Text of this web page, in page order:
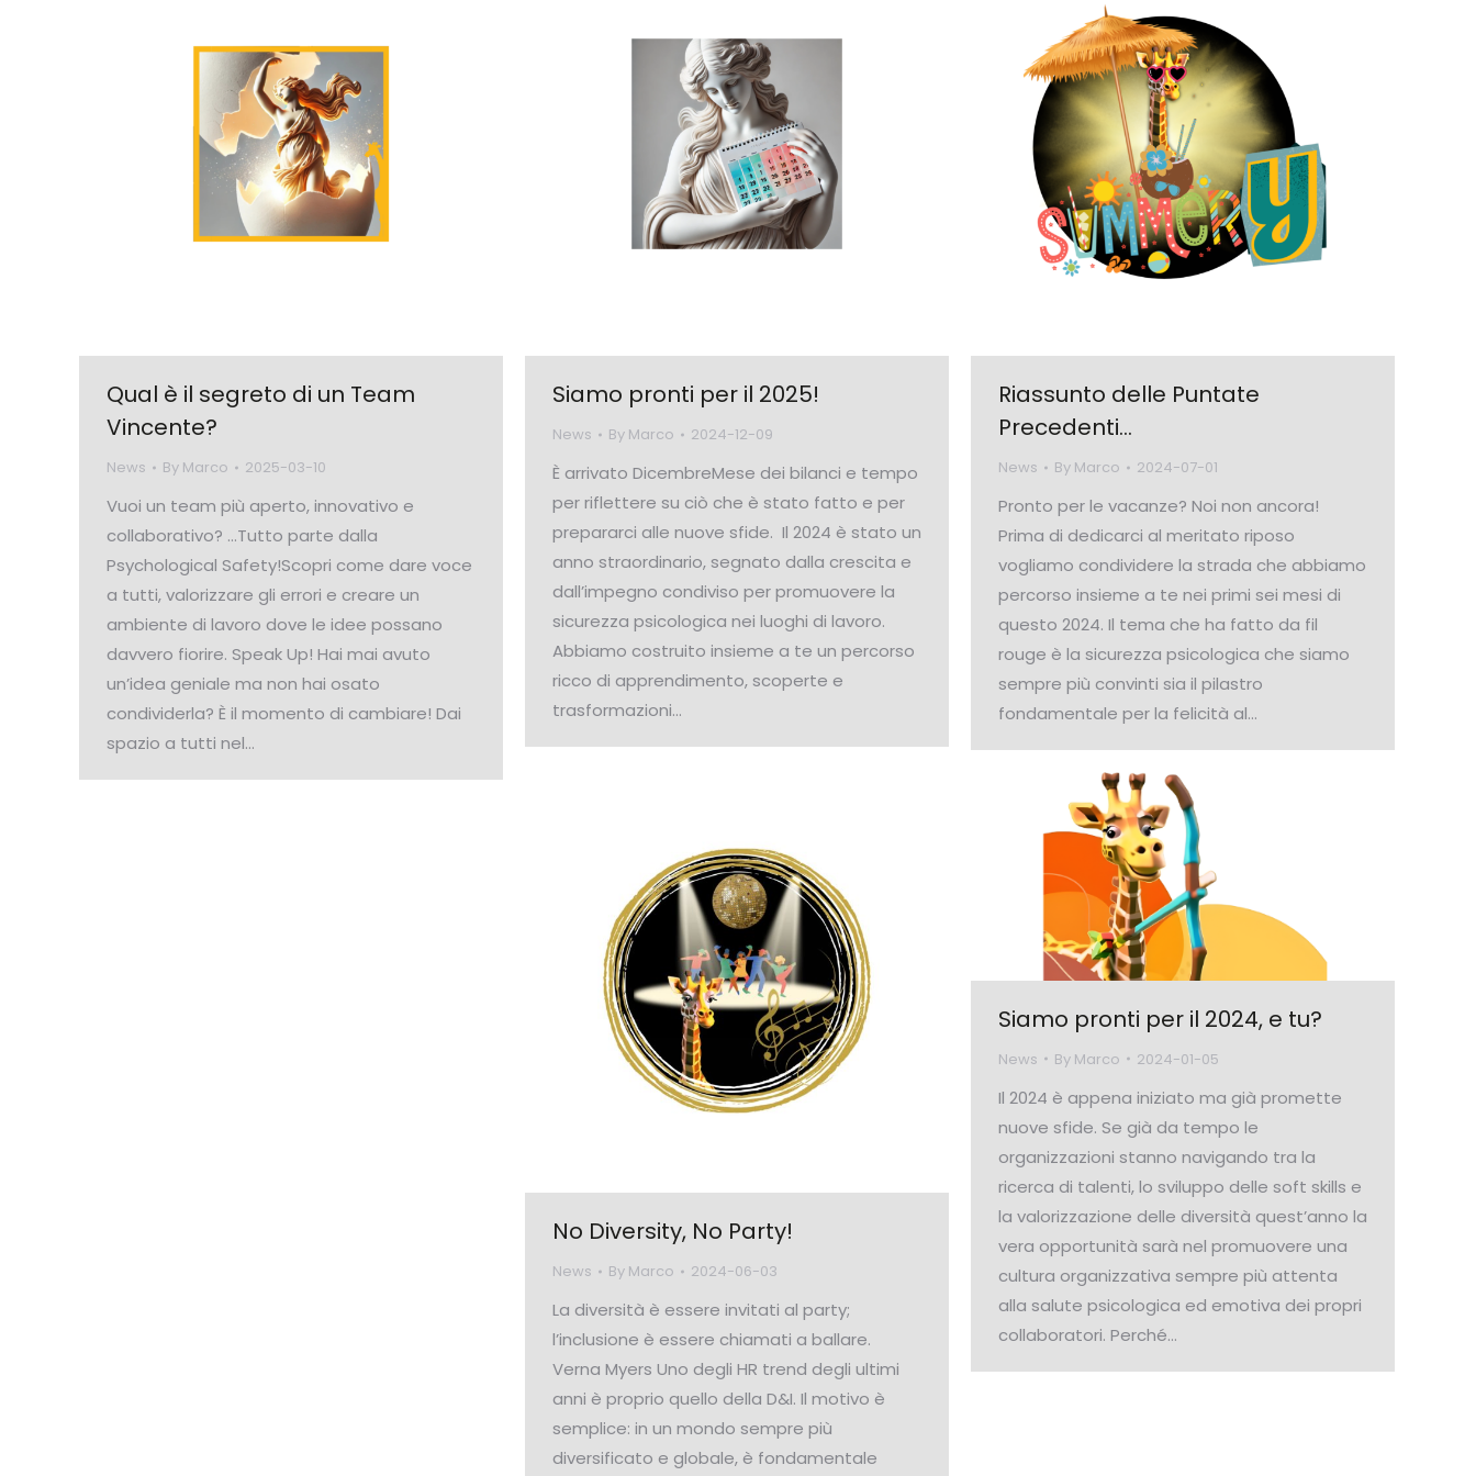
Qual è il segreto di un Team
Vincente?
News By Marco 2025-03-10
Vuoi un team più aperto, innovativo e
collaborativo? …Tutto parte dalla
Psychological Safety!Scopri come dare voce
a tutti, valorizzare gli errori e creare un
ambiente di lavoro dove le idee possano
davvero fiorire. Speak Up! Hai mai avuto
un’idea geniale ma non hai osato
condividerla? È il momento di cambiare! Dai
spazio a tutti nel…
Siamo pronti per il 2025!
News By Marco 2024-12-09
È arrivato DicembreMese dei bilanci e tempo
per riflettere su ciò che è stato fatto e per
prepararci alle nuove sfide. Il 2024 è stato un
anno straordinario, segnato dalla crescita e
dall’impegno condiviso per promuovere la
sicurezza psicologica nei luoghi di lavoro.
Abbiamo costruito insieme a te un percorso
ricco di apprendimento, scoperte e
trasformazioni…
Riassunto delle Puntate
Precedenti…
News By Marco 2024-07-01
Pronto per le vacanze? Noi non ancora!
Prima di dedicarci al meritato riposo
vogliamo condividere la strada che abbiamo
percorso insieme a te nei primi sei mesi di
questo 2024. Il tema che ha fatto da fil
rouge è la sicurezza psicologica che siamo
sempre più convinti sia il pilastro
fondamentale per la felicità al…
No Diversity, No Party!
News By Marco 2024-06-03
La diversità è essere invitati al party;
l’inclusione è essere chiamati a ballare.
Verna Myers Uno degli HR trend degli ultimi
anni è proprio quello della D&I. Il motivo è
semplice: in un mondo sempre più
diversificato e globale, è fondamentale
Siamo pronti per il 2024, e tu?
News By Marco 2024-01-05
Il 2024 è appena iniziato ma già promette
nuove sfide. Se già da tempo le
organizzazioni stanno navigando tra la
ricerca di talenti, lo sviluppo delle soft skills e
la valorizzazione delle diversità quest’anno la
vera opportunità sarà nel promuovere una
cultura organizzativa sempre più attenta
alla salute psicologica ed emotiva dei propri
collaboratori. Perché…